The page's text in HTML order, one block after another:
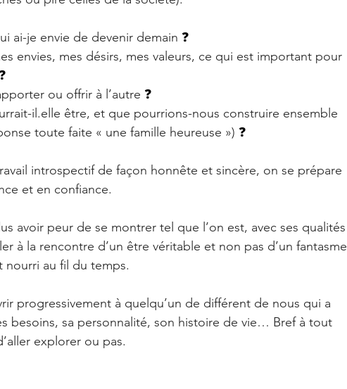
ai-je envie de devenir demain ❓
envies, mes désirs, mes valeurs, ce qui est important pour
❓
ou offrir à l’autre ❓
il.elle être, et que pourrions-nous construire ensemble
toute faite « une famille heureuse ») ❓
introspectif de façon honnête et sincère, on se prépare
et en confiance.
avoir peur de se montrer tel que l’on est, avec ses qualités
à la rencontre d’un être véritable et non pas d’un fantasme
nourri au fil du temps.
progressivement à quelqu’un de différent de nous qui a
besoins, sa personnalité, son histoire de vie… Bref à tout
explorer ou pas.